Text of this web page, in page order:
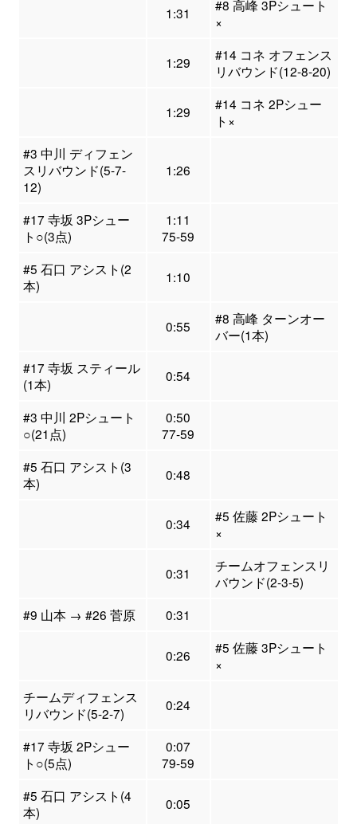
1:31
#8 高峰 3Pシュート
×
1:29
#14 コネ オフェンス
リバウンド(12-8-20)
1:29
#14 コネ 2Pシュー
ト×
#3 中川 ディフェン
スリバウンド(5-7-
12)
1:26
#17 寺坂 3Pシュー
ト○(3点)
1:11
75-59
#5 石口 アシスト(2
本)
1:10
0:55
#8 高峰 ターンオー
バー(1本)
#17 寺坂 スティール
(1本)
0:54
#3 中川 2Pシュート
○(21点)
0:50
77-59
#5 石口 アシスト(3
本)
0:48
0:34
#5 佐藤 2Pシュート
×
0:31
チームオフェンスリ
バウンド(2-3-5)
#9 山本 → #26 菅原
0:31
0:26
#5 佐藤 3Pシュート
×
チームディフェンス
リバウンド(5-2-7)
0:24
#17 寺坂 2Pシュー
ト○(5点)
0:07
79-59
#5 石口 アシスト(4
本)
0:05